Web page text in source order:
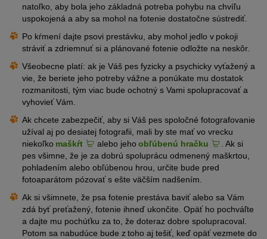
natoľko, aby bola jeho základná potreba pohybu na chvíľu
uspokojená a aby sa mohol na fotenie dostatočne sústrediť.
Po kŕmení dajte psovi prestávku, aby mohol jedlo v pokoji
stráviťa zdriemnuť si a plánované fotenie odložte na neskôr.
Všeobecne platí: ak je Váš pes fyzicky a psychicky vyťažený a
vie, že beriete jeho potreby vážne a ponúkate mu dostatok
rozmanitosti, tým viac bude ochotný s Vami spolupracovať a
vyhovieťVám
Ak chcete zabezpečiť, aby si Váš pes spoločné fotografovanie
užíval aj po desiatej fotografii, mali by ste mať vo vrecku
niekoľko maškŕt alebo jeho obľúbenú hračku
Ak si
pes všimne, že je za dobrú spoluprácu odmenený maškrtou
pohladením alebo obľúbenou hrou, určite bude pred
fotoaparátom pózovať s ešte väčším nadšením.
Ak si všimnete, že psa fotenie prestáva baviť alebo sa Vám
zdá byť preťažený , fotenie ihneď ukončite. Opäť ho pochváľte
a dajte mu pochúťku za to, že doteraz dobre spolupracoval.
Potom sa nabudúce bude z toho aj tešiť, keď opäť vezmete do